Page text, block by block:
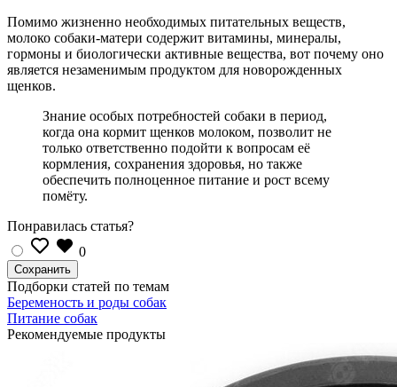
Помимо жизненно необходимых питательных веществ,
молоко собаки-матери содержит витамины, минералы,
гормоны и биологически активные вещества, вот почему оно
является незаменимым продуктом для новорожденных
щенков.
Знание особых потребностей собаки в период,
когда она кормит щенков молоком, позволит не
только ответственно подойти к вопросам её
кормления, сохранения здоровья, но также
обеспечить полноценное питание и рост всему
помёту.
Понравилась статья?
0
Подборки статей по темам
Беременость и роды собак
Питание собак
Рекомендуемые продукты